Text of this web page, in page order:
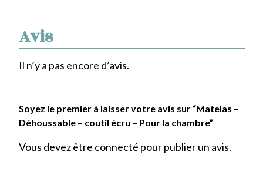
Avis
Il n’y a pas encore d’avis.
Soyez le premier à laisser votre avis sur “Matelas –
Déhoussable – coutil écru – Pour la chambre”
Vous devez être connecté pour publier un avis.